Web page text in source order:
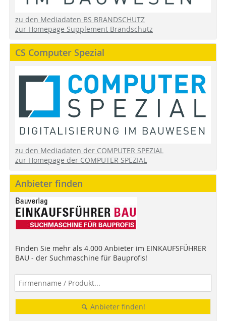
zu den Mediadaten BS BRANDSCHUTZ
zur Homepage Supplement Brandschutz
CS Computer Spezial
zu den Mediadaten der COMPUTER SPEZIAL
zur Homepage der COMPUTER SPEZIAL
Anbieter finden
Finden Sie mehr als 4.000 Anbieter im EINKAUFSFÜHRER
BAU - der Suchmaschine für Bauprofis!
Anbieter finden!